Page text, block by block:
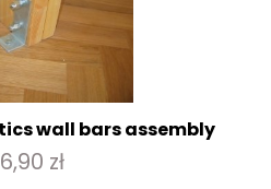
wall bars assembly
zł